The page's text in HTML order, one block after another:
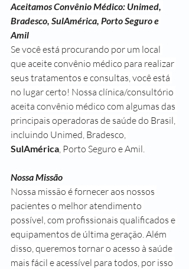
Aceitamos Convênio Médico: Unimed,
Bradesco, SulAmérica, Porto Seguro e
Amil
Se você está procurando por um local
que aceite convênio médico para realizar
seus tratamentos e consultas, você está
no lugar certo! Nossa clínica/consultório
aceita convênio médico com algumas das
principais operadoras de saúde do Brasil,
incluindo Unimed, Bradesco,
SulAmérica, Porto Seguro e Amil.
Nossa Missão
Nossa missão é fornecer aos nossos
pacientes o melhor atendimento
possível, com profissionais qualificados e
equipamentos de última geração. Além
disso, queremos tornar o acesso à saúde
mais fácil e acessível para todos, por isso